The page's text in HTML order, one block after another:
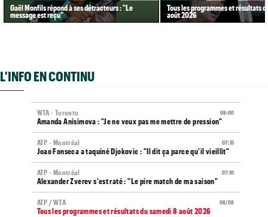
Gaël Monfils répond à ses détracteurs : "Le
message est reçu"
Tous les programmes et résultats
août 2026
L'INFO EN CONTINU
08:00
WTA - Toronto
Amanda Anisimova : "Je ne veux pas me mettre de pression"
07:35
ATP - Montréal
Joao Fonseca a taquiné Djokovic : "Il dit ça parce qu'il vieillit"
07:10
ATP - Montréal
Alexander Zverev s'est raté : "Le pire match de ma saison"
08/08
ATP / WTA
Tous les programmes et résultats du samedi 8 août 2026